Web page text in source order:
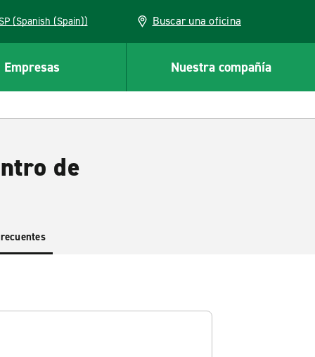
ESP (Spanish (Spain)) Buscar una oficina
Empresas Nuestra compañía
de